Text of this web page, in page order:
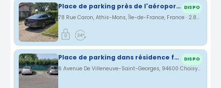
Place de parking près de l'aéroport d'Orly DISPO
78 Rue Caron, Athis-Mons, Île-de-France, France · 2.83 km
Place de parking dans résidence fermée DISPO
6 Avenue De Villeneuve-Saint-Georges, 94600 Choisy-le-Roi, France · 2.92 km